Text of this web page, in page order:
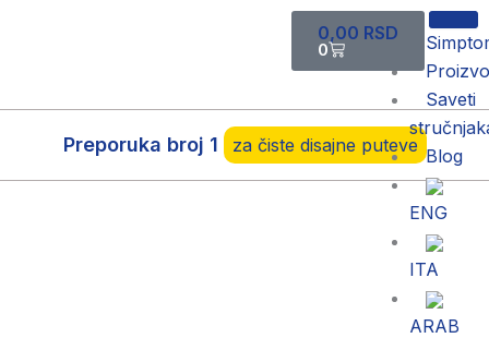
Saveti
Blog
ENG
ITA
ARAB
0,00 RSD
0
Cart
Preporuka broj 1 za čiste disajne puteve